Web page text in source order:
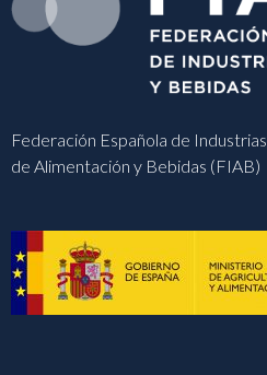
Federación Española de Industrias
de Alimentación y Bebidas (FIAB)